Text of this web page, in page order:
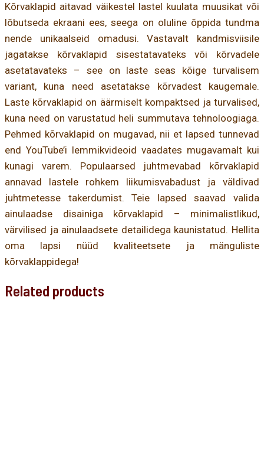
Kõrvaklapid aitavad väikestel lastel kuulata muusikat või
lõbutseda ekraani ees, seega on oluline õppida tundma
nende unikaalseid omadusi. Vastavalt kandmisviisile
jagatakse kõrvaklapid sisestatavateks või kõrvadele
asetatavateks – see on laste seas kõige turvalisem
variant, kuna need asetatakse kõrvadest kaugemale.
Laste kõrvaklapid on äärmiselt kompaktsed ja turvalised,
kuna need on varustatud heli summutava tehnoloogiaga.
Pehmed kõrvaklapid on mugavad, nii et lapsed tunnevad
end YouTube’i lemmikvideoid vaadates mugavamalt kui
kunagi varem. Populaarsed juhtmevabad kõrvaklapid
annavad lastele rohkem liikumisvabadust ja väldivad
juhtmetesse takerdumist. Teie lapsed saavad valida
ainulaadse disainiga kõrvaklapid – minimalistlikud,
värvilised ja ainulaadsete detailidega kaunistatud. Hellita
oma lapsi nüüd kvaliteetsete ja mänguliste
kõrvaklappidega!
Related products